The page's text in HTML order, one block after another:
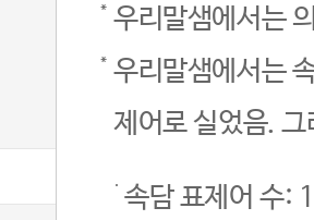
우리말샘에서는
우리말샘에서는
제어로 실었음.
속담 표제어 수: